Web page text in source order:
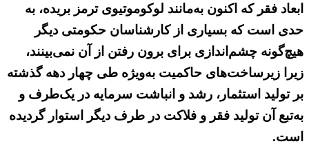
ابعاد فقر که اکنون به‌مانند لوکوموتیوی ترمز بریده، به
حدی است که بسیاری از کارشناسان حکومتی دیگر
هیچ‌گونه چشم‌اندازی برای برون رفتن از آن نمی‌بینند،
زیرا زیرساخت‌های حاکمیت به‌ویژه طی چهار دهه گذشته
بر تولید استثمار، رشد و انباشت سرمایه در یک‌طرف و
به‌تبع آن تولید فقر و فلاکت در طرف دیگر استوار گردیده
است.